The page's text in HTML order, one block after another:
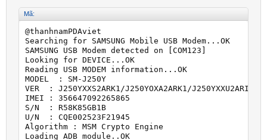
Mã:
@thanhnamPDAviet
Searching for SAMSUNG Mobile USB Modem...OK
SAMSUNG USB Modem detected on [COM123]
Looking for DEVICE...OK
Reading USB MODEM information...OK
MODEL  : SM-J250Y
VER  : J250YXXS2ARK1/J250YOXA2ARK1/J250YXXU2ARI1/
IMEI : 356647092265865
S/N  : R58K85GB1B
U/N  : CQE002523F21945
Algorithm : MSM Crypto Engine
Loading ADB module..OK